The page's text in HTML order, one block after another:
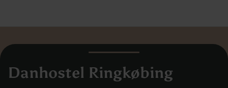
Danhostel Ringkøbing